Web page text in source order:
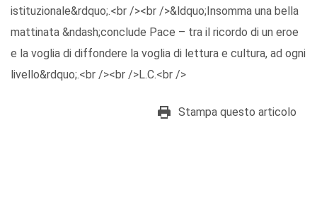
istituzionale&rdquo;.<br /><br />&ldquo;Insomma una bella
mattinata &ndash;conclude Pace – tra il ricordo di un eroe
e la voglia di diffondere la voglia di lettura e cultura, ad ogni
livello&rdquo;.<br /><br />L.C.<br />
Stampa questo articolo